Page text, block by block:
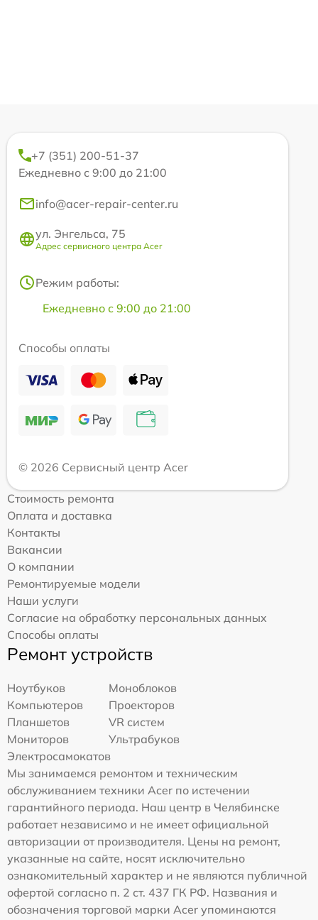
+7 (351) 200-51-37
Ежедневно с 9:00 до 21:00
info@acer-repair-center.ru
ул. Энгельса, 75
Адрес сервисного центра Acer
Режим работы:
Ежедневно с 9:00 до 21:00
Способы оплаты
© 2026 Сервисный центр Acer
Стоимость ремонта
Оплата и доставка
Контакты
Вакансии
О компании
Ремонтируемые модели
Наши услуги
Согласие на обработку персональных данных
Способы оплаты
Ремонт устройств
Ноутбуков
Моноблоков
Компьютеров
Проекторов
Планшетов
VR систем
Мониторов
Ультрабуков
Электросамокатов
Мы занимаемся ремонтом и техническим
обслуживанием техники Acer по истечении
гарантийного периода. Наш центр в Челябинске
работает независимо и не имеет официальной
авторизации от производителя. Цены на ремонт,
указанные на сайте, носят исключительно
ознакомительный характер и не являются публичной
офертой согласно п. 2 ст. 437 ГК РФ. Названия и
обозначения торговой марки Acer упоминаются